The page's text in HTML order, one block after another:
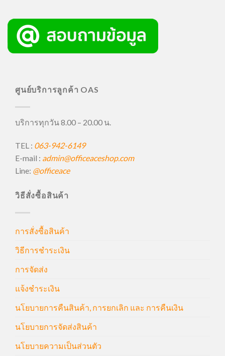
ศูนย์บริการลูกค้า OAS
บริการทุกวัน 8.00 – 20.00 น.
TEL : 063-942-6149
E-mail : admin@officeaceshop.com
Line: @officeace
วิธีสั่งซื้อสินค้า
การสั่งซื้อสินค้า
วิธีการชำระเงิน
การจัดส่ง
แจ้งชำระเงิน
นโยบายการคืนสินค้า, การยกเลิก และ การคืนเงิน
นโยบายการจัดส่งสินค้า
นโยบายความเป็นส่วนตัว